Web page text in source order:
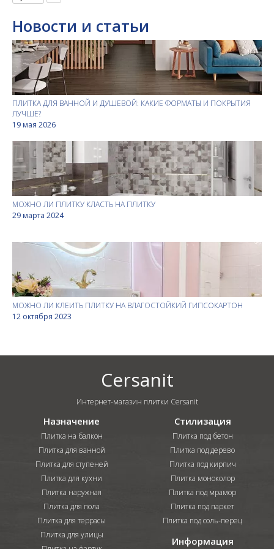
Новости и статьи
ПЛИТКА ДЛЯ ВАННОЙ И ДУШЕВОЙ: КАКИЕ ФОРМАТЫ И ПОКРЫТИЯ
ЛУЧШЕ?
19 мая 2026
МОЖНО ЛИ ПЛИТКУ КЛАСТЬ НА ПЛИТКУ
29 марта 2024
МОЖНО ЛИ КЛЕИТЬ ПЛИТКУ НА ВЛАГОСТОЙКИЙ ГИПСОКАРТОН
12 октября 2023
Cersanit
Интернет-магазин плитки Cersanit
Назначение
Плитка на балкон
Плитка для ванной
Плитка для ступеней
Плитка для кухни
Плитка наружная
Плитка для пола
Плитка для террасы
Плитка для улицы
Стилизация
Плитка под бетон
Плитка под дерево
Плитка под кирпич
Плитка моноколор
Плитка под мрамор
Плитка под паркет
Плитка под соль-перец
Информация